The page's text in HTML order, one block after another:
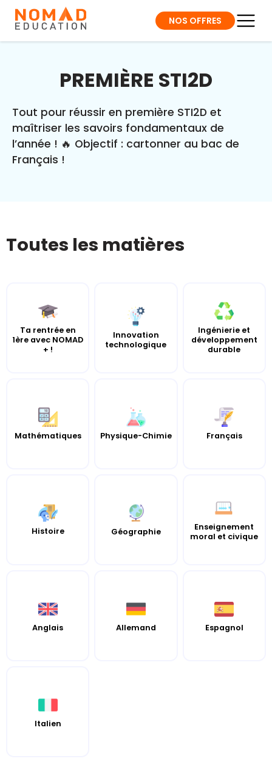
NOS OFFRES
PREMIÈRE STI2D
Tout pour réussir en première STI2D et
maîtriser les savoirs fondamentaux de
l’année ! 🔥 Objectif : cartonner au bac de
Français !
Toutes les matières
Ta rentrée en
1ère avec NOMAD
+ !
Innovation
technologique
Ingénierie et
développement
durable
Mathématiques Physique-Chimie Français
Histoire Géographie
Enseignement
moral et civique
Anglais Allemand Espagnol
Italien